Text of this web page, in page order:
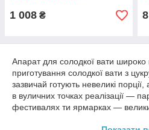
1 008 ₴
Апарат для солодкої вати широко
приготування солодкої вати з
зазвичай готують невеликі
в вуличних точках реалізації —
фестивалях ти ярмарках —